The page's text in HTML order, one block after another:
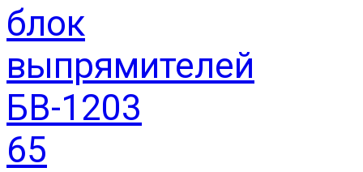
блок
выпрямителей
БВ-1203
65